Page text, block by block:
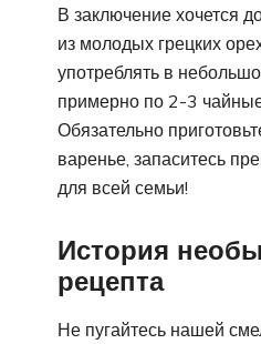
В заключение хочется
из молодых грецких
употреблять в
примерно по 2-3
Обязательно
варенье, запаситесь
для всей семьи!
История
рецепта
Не пугайтесь нашей